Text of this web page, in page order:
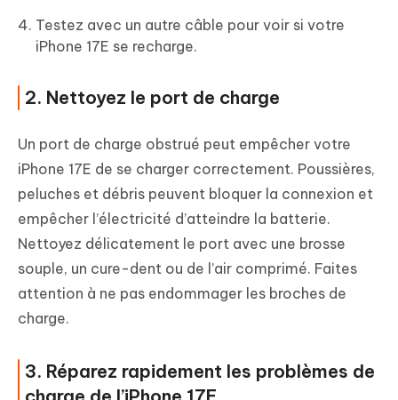
Testez avec un autre câble pour voir si votre
iPhone 17E se recharge.
2. Nettoyez le port de charge
Un port de charge obstrué peut empêcher votre
iPhone 17E de se charger correctement. Poussières,
peluches et débris peuvent bloquer la connexion et
empêcher l’électricité d’atteindre la batterie.
Nettoyez délicatement le port avec une brosse
souple, un cure-dent ou de l’air comprimé. Faites
attention à ne pas endommager les broches de
charge.
3. Réparez rapidement les problèmes de